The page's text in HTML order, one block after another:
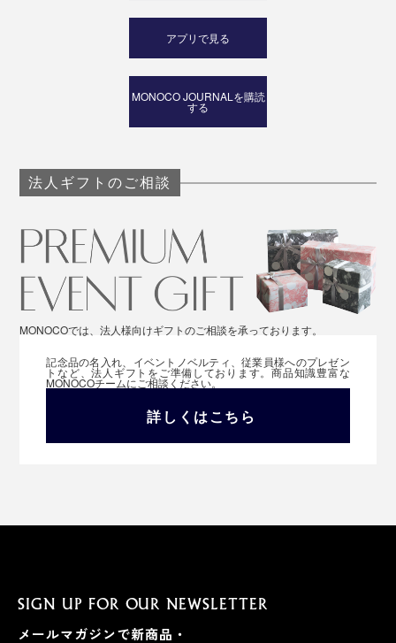
アプリで見る
MONOCO JOURNALを購読
する
法人ギフトのご相談
MONOCOでは、法人様向けギフトのご相談を承っております。
記念品の名入れ、イベントノベルティ、従業員様へのプレゼン
トなど、法人ギフトをご準備しております。商品知識豊富な
MONOCOチームにご相談ください。
詳しくはこちら
SIGN UP FOR OUR NEWSLETTER
メールマガジンで新商品・